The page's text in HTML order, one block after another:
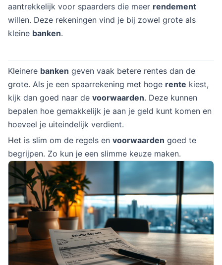
aantrekkelijk voor spaarders die meer rendement
willen. Deze rekeningen vind je bij zowel grote als
kleine banken.
Kleinere banken geven vaak betere rentes dan de
grote. Als je een spaarrekening met hoge rente kiest,
kijk dan goed naar de voorwaarden. Deze kunnen
bepalen hoe gemakkelijk je aan je geld kunt komen en
hoeveel je uiteindelijk verdient.
Het is slim om de regels en voorwaarden goed te
begrijpen. Zo kun je een slimme keuze maken.